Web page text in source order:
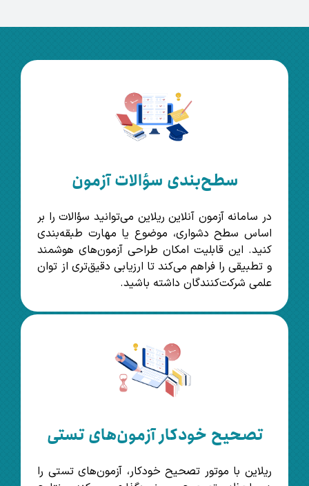
سطح‌بندی سؤالات آزمون
در سامانه آزمون آنلاین ریلاین می‌توانید سؤالات را بر
اساس سطح دشواری، موضوع یا مهارت طبقه‌بندی
کنید. این قابلیت امکان طراحی آزمون‌های هوشمند
و تطبیقی را فراهم می‌کند تا ارزیابی دقیق‌تری از توان
علمی شرکت‌کنندگان داشته باشید.
تصحیح خودکار آزمون‌های تستی
ریلاین با موتور تصحیح خودکار، آزمون‌های تستی را